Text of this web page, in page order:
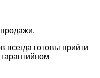
всегда готовы прийти